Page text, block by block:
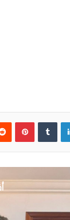
لينكدإن